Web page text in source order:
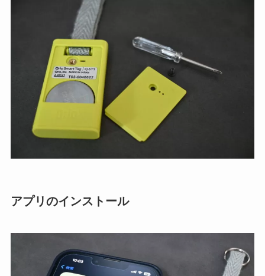
アプリのインストール